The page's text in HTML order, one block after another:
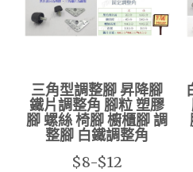
三角型調整腳 昇降腳
鐵片調整角 腳粒 塑膠
腳 螺絲 椅腳 櫥櫃腳 調
整腳 白鐵調整角
$8-$12